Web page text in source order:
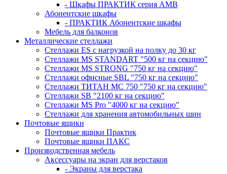
- Шкафы ПРАКТИК серия AMB
Абонентские шкафы
- ПРАКТИК Абонентские шкафы
Мебель для балконов
Металлические стеллажи
Стеллажи ES с нагрузкой на полку до 30 кг
Стеллажи MS STANDART "500 кг на секцию"
Стеллажи MS STRONG "750 кг на секцию"
Стеллажи офисные SBL "750 кг на секцию"
Стеллажи ТИТАН МС 750 "750 кг на секцию"
Стеллажи SB "2100 кг на секцию"
Стеллажи MS Pro "4000 кг на секцию"
Стеллажи для хранения автомобильных шин
Почтовые ящики
Почтовые ящики Практик
Почтовые ящики ПАКС
Производственная мебель
Аксессуары на экран для верстаков
- Экраны для верстака